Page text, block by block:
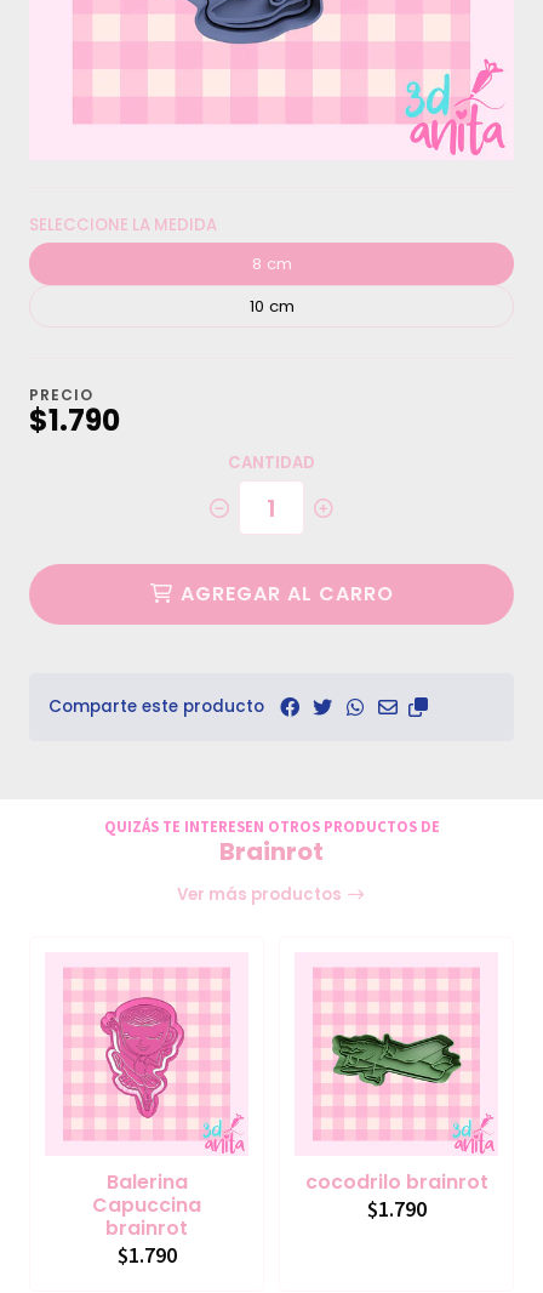
SELECCIONE LA MEDIDA
8 cm
10 cm
PRECIO
$1.790
CANTIDAD
AGREGAR AL CARRO
Comparte este producto
QUIZÁS TE INTERESEN OTROS PRODUCTOS DE
Brainrot
Ver más productos
Balerina
Capuccina
brainrot
$1.790
cocodrilo brainrot
$1.790